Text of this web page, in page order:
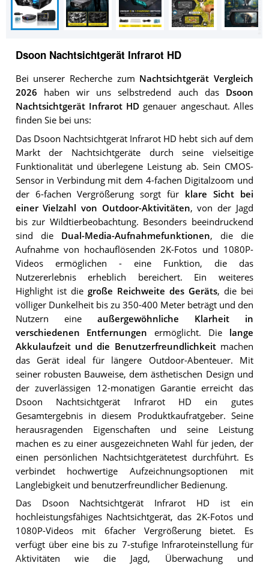
Dsoon Nachtsichtgerät Infrarot HD
Bei unserer Recherche zum Nachtsichtgerät Vergleich
2026 haben wir uns selbstredend auch das Dsoon
Nachtsichtgerät Infrarot HD genauer angeschaut. Alles
finden Sie bei uns:
Das Dsoon Nachtsichtgerät Infrarot HD hebt sich auf dem
Markt der Nachtsichtgeräte durch seine vielseitige
Funktionalität und überlegene Leistung ab. Sein CMOS-
Sensor in Verbindung mit dem 4-fachen Digitalzoom und
der 6-fachen Vergrößerung sorgt für klare Sicht bei
einer Vielzahl von Outdoor-Aktivitäten, von der Jagd
bis zur Wildtierbeobachtung. Besonders beeindruckend
sind die Dual-Media-Aufnahmefunktionen, die die
Aufnahme von hochauflösenden 2K-Fotos und 1080P-
Videos ermöglichen - eine Funktion, die das
Nutzererlebnis erheblich bereichert. Ein weiteres
Highlight ist die große Reichweite des Geräts, die bei
völliger Dunkelheit bis zu 350-400 Meter beträgt und den
Nutzern eine außergewöhnliche Klarheit in
verschiedenen Entfernungen ermöglicht. Die lange
Akkulaufzeit und die Benutzerfreundlichkeitmachen
das Gerät ideal für längere Outdoor-Abenteuer. Mit
seiner robusten Bauweise, dem ästhetischen Design und
der zuverlässigen 12-monatigen Garantie erreicht das
Dsoon Nachtsichtgerät Infrarot HD ein gutes
Gesamtergebnis in diesem Produktkaufratgeber. Seine
herausragenden Eigenschaften und seine Leistung
machen es zu einer ausgezeichneten Wahl für jeden, der
einen persönlichen Nachtsichtgerätetest durchführt. Es
verbindet hochwertige Aufzeichnungsoptionen mit
Langlebigkeit und benutzerfreundlicher Bedienung.
Das Dsoon Nachtsichtgerät Infrarot HD ist ein
hochleistungsfähiges Nachtsichtgerät, das 2K-Fotos und
1080P-Videos mit 6facher Vergrößerung bietet. Es
verfügt über eine bis zu 7-stufige Infraroteinstellung für
Aktivitäten wie die Jagd, Überwachung und